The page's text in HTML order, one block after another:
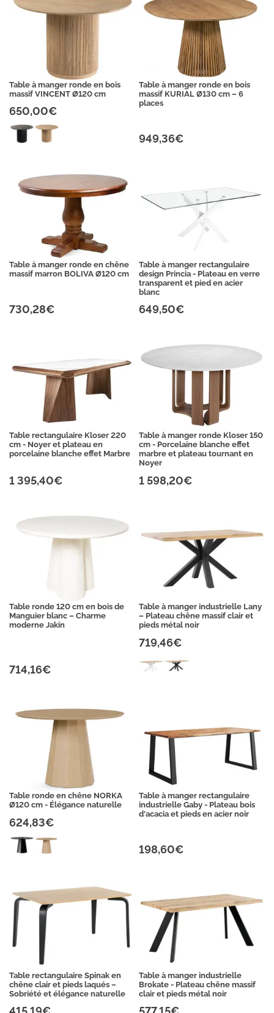
Table à manger ronde en bois
massif VINCENT Ø120 cm
650,00€
Table à manger ronde en bois
massif KURIAL Ø130 cm – 6
places
949,36€
Table à manger ronde en chêne
massif marron BOLIVA Ø120 cm
730,28€
Table à manger rectangulaire
design Princia - Plateau en verre
transparent et pied en acier
blanc
649,50€
Table rectangulaire Kloser 220
cm - Noyer et plateau en
porcelaine blanche effet Marbre
1 395,40€
Table à manger ronde Kloser 150
cm - Porcelaine blanche effet
marbre et plateau tournant en
Noyer
1 598,20€
Table ronde 120 cm en bois de
Manguier blanc – Charme
moderne Jakin
714,16€
Table à manger industrielle Lany
– Plateau chêne massif clair et
pieds métal noir
719,46€
Table ronde en chêne NORKA
Ø120 cm - Élégance naturelle
624,83€
Table à manger rectangulaire
industrielle Gaby - Plateau bois
d'acacia et pieds en acier noir
198,60€
Table rectangulaire Spinak en
chêne clair et pieds laqués –
Sobriété et élégance naturelle
Table à manger industrielle
Brokate - Plateau chêne massif
clair et pieds métal noir